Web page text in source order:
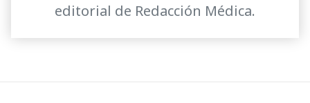
editorial de Redacción Médica.